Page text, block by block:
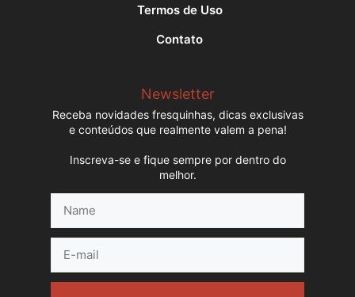
Termos de Uso
Contato
Newsletter
Receba novidades fresquinhas, dicas exclusivas
e conteúdos que realmente valem a pena!
Inscreva-se e fique sempre por dentro do
melhor.
mail